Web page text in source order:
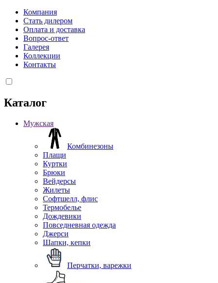
Компания
Стать дилером
Оплата и доставка
Вопрос-ответ
Галерея
Коллекции
Контакты
Каталог
Мужская
Комбинезоны
Плащи
Куртки
Брюки
Вейдерсы
Жилеты
Софтшелл, флис
Термобелье
Дождевики
Повседневная одежда
Джерси
Шапки, кепки
Перчатки, варежки